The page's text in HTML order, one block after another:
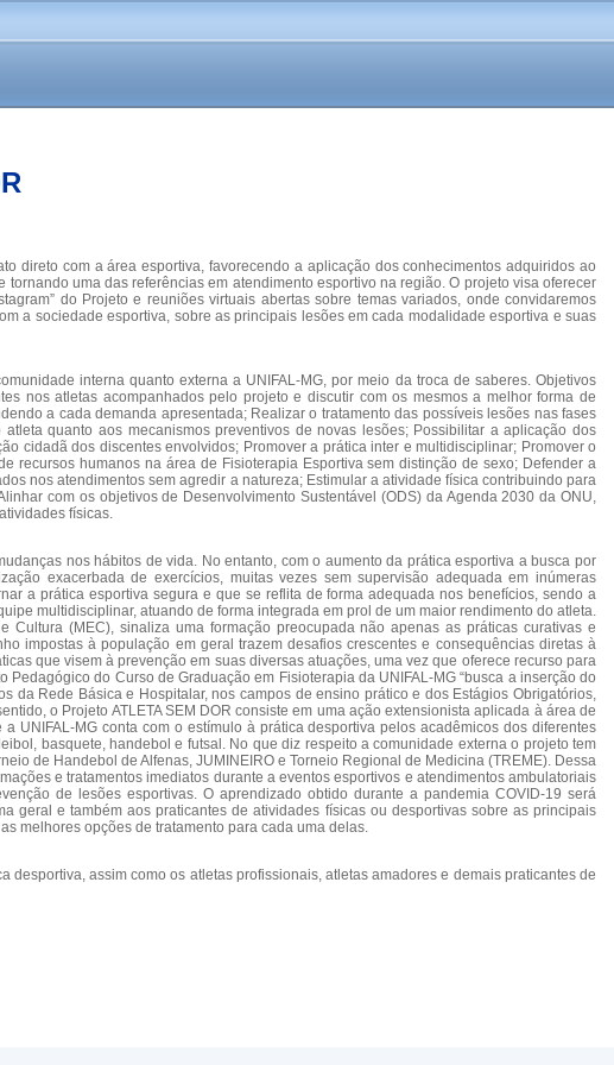
direto com a área esportiva, favorecendo a aplicação dos conhecimentos adquiridos ao
uma das referências em atendimento esportivo na região. O projeto visa oferecer
do Projeto e reuniões virtuais abertas sobre temas variados, onde convidaremos
a sociedade esportiva, sobre as principais lesões em cada modalidade esportiva e suas
interna quanto externa a UNIFAL-MG, por meio da troca de saberes. Objetivos
nos atletas acompanhados pelo projeto e discutir com os mesmos a melhor forma de
a cada demanda apresentada; Realizar o tratamento das possíveis lesões nas fases
quanto aos mecanismos preventivos de novas lesões; Possibilitar a aplicação dos
cidadã dos discentes envolvidos; Promover a prática inter e multidisciplinar; Promover o
recursos humanos na área de Fisioterapia Esportiva sem distinção de sexo; Defender a
nos atendimentos sem agredir a natureza; Estimular a atividade física contribuindo para
com os objetivos de Desenvolvimento Sustentável (ODS) da Agenda 2030 da ONU,
físicas.
nos hábitos de vida. No entanto, com o aumento da prática esportiva a busca por
exacerbada de exercícios, muitas vezes sem supervisão adequada em inúmeras
a prática esportiva segura e que se reflita de forma adequada nos benefícios, sendo a
multidisciplinar, atuando de forma integrada em prol de um maior rendimento do atleta.
(MEC), sinaliza uma formação preocupada não apenas as práticas curativas e
impostas à população em geral trazem desafios crescentes e consequências diretas à
que visem à prevenção em suas diversas atuações, uma vez que oferece recurso para
do Curso de Graduação em Fisioterapia da UNIFAL-MG “busca a inserção do
Rede Básica e Hospitalar, nos campos de ensino prático e dos Estágios Obrigatórios,
o Projeto ATLETA SEM DOR consiste em uma ação extensionista aplicada à área de
UNIFAL-MG conta com o estímulo à prática desportiva pelos acadêmicos dos diferentes
basquete, handebol e futsal. No que diz respeito a comunidade externa o projeto tem
de Handebol de Alfenas, JUMINEIRO e Torneio Regional de Medicina (TREME). Dessa
e tratamentos imediatos durante a eventos esportivos e atendimentos ambulatoriais
de lesões esportivas. O aprendizado obtido durante a pandemia COVID-19 será
geral e também aos praticantes de atividades físicas ou desportivas sobre as principais
melhores opções de tratamento para cada uma delas.
assim como os atletas profissionais, atletas amadores e demais praticantes de